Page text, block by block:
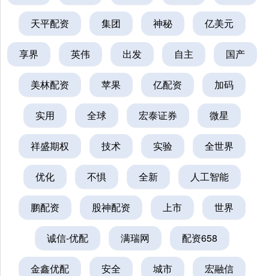
天平配资 集团 神秘 亿美元
享界 英伟 出发 自主 国产
美林配资 苹果 亿配资 加码
实用 全球 宏泰证券 微星
祥盛期权 技术 实验 全世界
优化 不惧 全新 人工智能
鹏配资 股神配资 上市 世界
诚信-优配 满瑞网 配资658
金鑫优配 安全 城市 宏融信